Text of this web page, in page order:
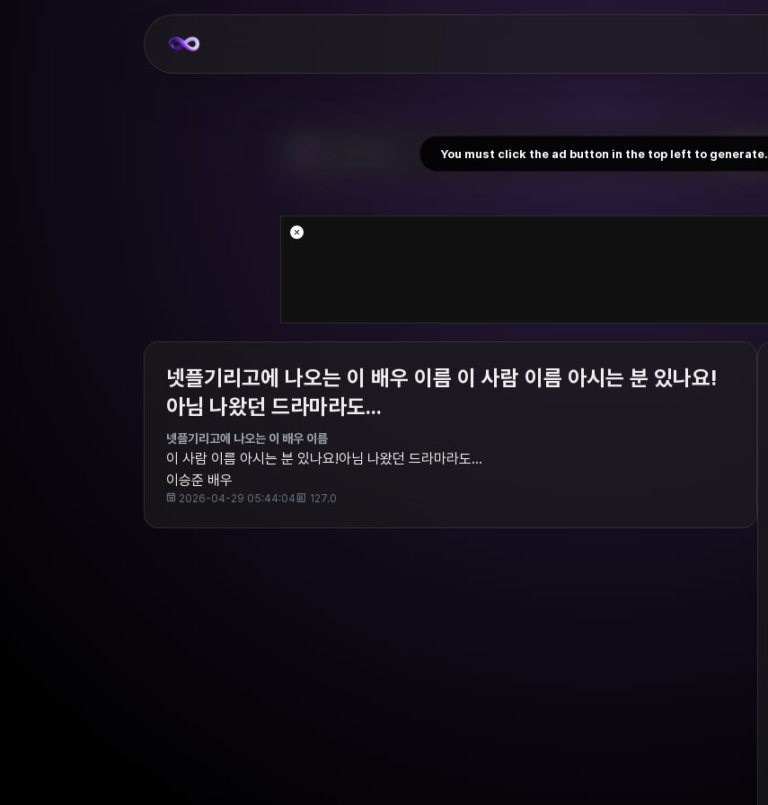
You must click the ad button in the top left to generate.
W
넷플기리고에 나오는 이 배우 이름 이 사람 이름 아시는 분 있나요!
아님 나왔던 드라마라도...
넷플기리고에 나오는 이 배우 이름
이 사람 이름 아시는 분 있나요!아님 나왔던 드라마라도...
이승준 배우
2026-04-29 05:44:04 127.0